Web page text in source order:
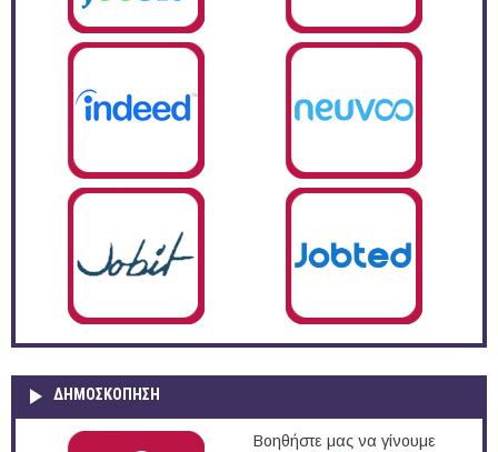
ΔΗΜΟΣΚΌΠΗΣΗ
Βοηθήστε μας να γίνουμε